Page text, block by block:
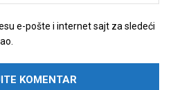
e-pošte i internet sajt za sledeći